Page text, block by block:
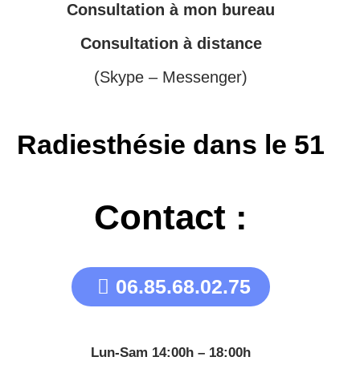
Consultation à mon bureau
Consultation à distance
(Skype – Messenger)
Radiesthésie dans le 51
Contact :
06.85.68.02.75
Lun-Sam 14:00h – 18:00h